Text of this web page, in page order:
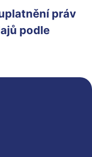
práv
podle